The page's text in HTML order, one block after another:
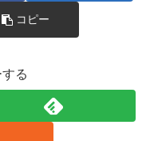
コピー
る